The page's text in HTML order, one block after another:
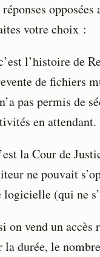
votre choix :
l’histoire de
de fichiers
pas permis de
en attendant.
la Cour de
ne pouvait
logicielle (qui ne
on vend un
durée, le